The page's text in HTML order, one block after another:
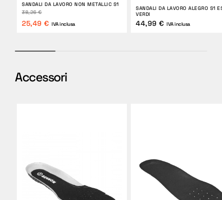
SANDALI DA LAVORO NON METALLIC S1
38,26 €
25,49 € IVA inclusa
SANDALI DA LAVORO ALEGRO S1
VERDI
44,99 € IVA inclusa
Accessori